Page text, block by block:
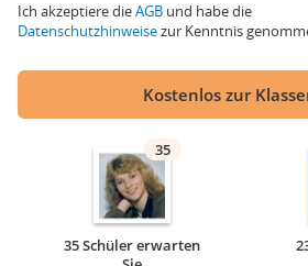
Ich akzeptiere dieAGB und habe die
Datenschutzhinweisezur Kenntnis
Kostenlos zur
35
35 Schüler erwarten